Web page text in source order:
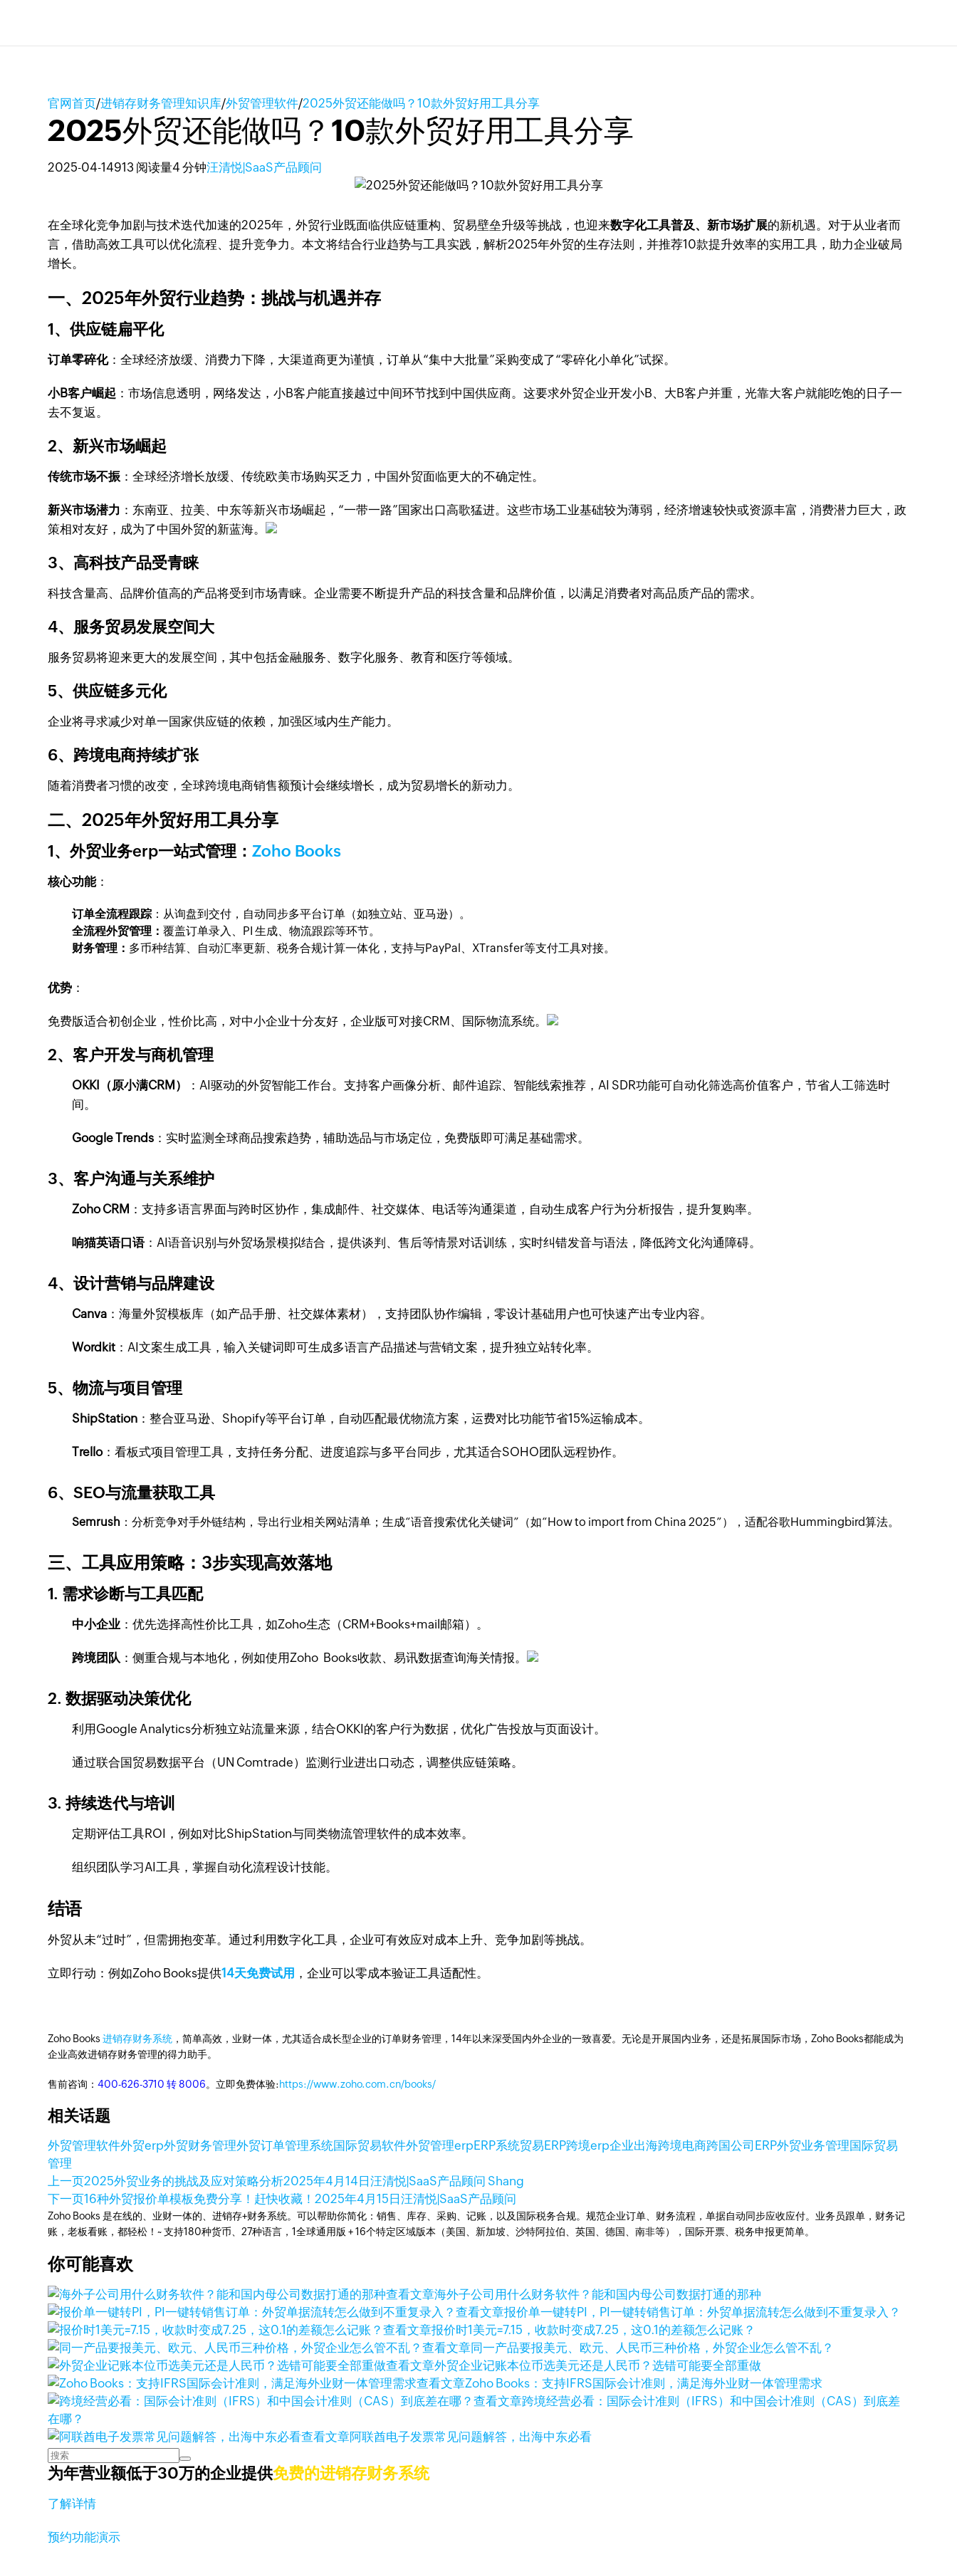
官网首页/进销存财务管理知识库/外贸管理软件/2025外贸还能做吗？10款外贸好用工具分享
2025外贸还能做吗？10款外贸好用工具分享
2025-04-14913 阅读量4 分钟汪清悦|SaaS产品顾问
在全球化竞争加剧与技术迭代加速的2025年，外贸行业既面临供应链重构、贸易壁垒升级等挑战，也迎来数字化工具普及、新市场扩展的新机遇。对于从业者而
言，借助高效工具可以优化流程、提升竞争力。本文将结合行业趋势与工具实践，解析2025年外贸的生存法则，并推荐10款提升效率的实用工具，助力企业破局
增长。
一、2025年外贸行业趋势：挑战与机遇并存
1、供应链扁平化
订单零碎化：全球经济放缓、消费力下降，大渠道商更为谨慎，订单从“集中大批量”采购变成了“零碎化小单化”试探。
小B客户崛起 ：市场信息透明，网络发达，小B客户能直接越过中间环节找到中国供应商。这要求外贸企业开发小B、大B客户并重，光靠大客户就能吃饱的日子一
去不复返。
2、新兴市场崛起
传统市场不振 ：全球经济增长放缓、传统欧美市场购买乏力，中国外贸面临更大的不确定性。
新兴市场潜力 ：东南亚、拉美、中东等新兴市场崛起，“一带一路”国家出口高歌猛进。这些市场工业基础较为薄弱，经济增速较快或资源丰富，消费潜力巨大，政
策相对友好，成为了中国外贸的新蓝海。
3、高科技产品受青睐
科技含量高、品牌价值高的产品将受到市场青睐。企业需要不断提升产品的科技含量和品牌价值，以满足消费者对高品质产品的需求。
4、服务贸易发展空间大
服务贸易将迎来更大的发展空间，其中包括金融服务、数字化服务、教育和医疗等领域。
5、供应链多元化
企业将寻求减少对单一国家供应链的依赖，加强区域内生产能力。
6、跨境电商持续扩张
随着消费者习惯的改变，全球跨境电商销售额预计会继续增长，成为贸易增长的新动力。
二、2025年外贸好用工具分享
1、外贸业务erp一站式管理：Zoho Books
核心功能：
订单全流程跟踪 ：从询盘到交付，自动同步多平台订单（如独立站、亚马逊）。
全流程外贸管理：覆盖订单录入、PI 生成、物流跟踪等环节。
财务管理： 多币种结算、自动汇率更新、税务合规计算一体化，支持与PayPal、XTransfer等支付工具对接。
优势 ：
免费版适合初创企业，性价比高，对中小企业十分友好，企业版可对接CRM、国际物流系统。
2、客户开发与商机管理
OKKI（原小满CRM）
：AI驱动的外贸智能工作台。支持客户画像分析、邮件追踪、智能线索推荐，AI SDR功能可自动化筛选高价值客户，节省人工筛选时
间。
Google Trends ：实时监测全球商品搜索趋势，辅助选品与市场定位，免费版即可满足基础需求。
3、客户沟通与关系维护
Zoho CRM ：支持多语言界面与跨时区协作，集成邮件、社交媒体、电话等沟通渠道，自动生成客户行为分析报告，提升复购率。
响猫英语口语：AI语音识别与外贸场景模拟结合，提供谈判、售后等情景对话训练，实时纠错发音与语法，降低跨文化沟通障碍。
4、设计营销与品牌建设
Canva ：海量外贸模板库（如产品手册、社交媒体素材），支持团队协作编辑，零设计基础用户也可快速产出专业内容。
Wordkit ：AI文案生成工具，输入关键词即可生成多语言产品描述与营销文案，提升独立站转化率。
5、物流与项目管理
ShipStation ：整合亚马逊、Shopify等平台订单，自动匹配最优物流方案，运费对比功能节省15%运输成本。
Trello：看板式项目管理工具，支持任务分配、进度追踪与多平台同步，尤其适合SOHO团队远程协作。
6、SEO与流量获取工具
Semrush ：分析竞争对手外链结构，导出行业相关网站清单；生成“语音搜索优化关键词”（如“How to import from China 2025”），适配谷歌Hummingbird算法。
三、工具应用策略：3步实现高效落地
1. 需求诊断与工具匹配
中小企业 ：优先选择高性价比工具，如Zoho生态（CRM+Books+mail邮箱）。
跨境团队 ：侧重合规与本地化，例如使用Zoho Books收款、易讯数据查询海关情报。
2.数据驱动决策优化
利用Google Analytics分析独立站流量来源，结合OKKI的客户行为数据，优化广告投放与页面设计。
通过联合国贸易数据平台（UN Comtrade）监测行业进出口动态，调整供应链策略。
3.持续迭代与培训
定期评估工具ROI，例如对比ShipStation与同类物流管理软件的成本效率。
组织团队学习AI工具，掌握自动化流程设计技能。
结语
外贸从未“过时”，但需拥抱变革。通过利用数字化工具，企业可有效应对成本上升、竞争加剧等挑战。
立即行动：例如Zoho Books提供14天免费试用 ，企业可以零成本验证工具适配性。
Zoho Books进销存财务系统 ，简单高效，业财一体，尤其适合成长型企业的订单财务管理，14年以来深受国内外企业的一致喜爱。无论是开展国内业务，还是拓展国际市场，Zoho Books都能成为
企业高效进销存财务管理的得力助手。
售前咨询：400-626-3710 转 8006。立即免费体验:https://www.zoho.com.cn/books/
相关话题
外贸管理软件外贸erp外贸财务管理外贸订单管理系统国际贸易软件外贸管理erp ERP系统贸易ERP跨境erp企业出海跨境电商跨国公司ERP外贸业务管理国际贸易
管理
上一页2025外贸业务的挑战及应对策略分析2025年4月14日汪清悦|SaaS产品顾问 Shang
下一页16种外贸报价单模板免费分享！赶快收藏！2025年4月15日汪清悦|SaaS产品顾问
Zoho Books 是在线的、业财一体的、进销存+财务系统。可以帮助你简化：销售、库存、采购、记账，以及国际税务合规。规范企业订单、财务流程，单据自动同步应收应付。业务员跟单，财务记
账，老板看账，都轻松！~ 支持180种货币、27种语言，1全球通用版 + 16个特定区域版本（美国、新加坡、沙特阿拉伯、英国、德国、南非等），国际开票、税务申报更简单。
你可能喜欢
查看文章海外子公司用什么财务软件？能和国内母公司数据打通的那种
查看文章报价单一键转PI，PI一键转销售订单：外贸单据流转怎么做到不重复录入？
查看文章报价时1美元=7.15，收款时变成7.25，这0.1的差额怎么记账？
查看文章同一产品要报美元、欧元、人民币三种价格，外贸企业怎么管不乱？
查看文章外贸企业记账本位币选美元还是人民币？选错可能要全部重做
查看文章Zoho Books：支持IFRS国际会计准则，满足海外业财一体管理需求
查看文章跨境经营必看：国际会计准则（IFRS）和中国会计准则（CAS）到底差
在哪？
查看文章阿联酋电子发票常见问题解答，出海中东必看
为年营业额低于30万的企业提供免费的进销存财务系统
了解详情
预约功能演示